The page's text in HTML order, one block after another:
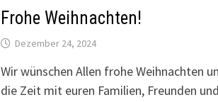
Frohe Weihnachten!
Dezember 24, 2024
Wir wünschen Allen frohe Weihnachten
die Zeit mit euren Familien, Freunden